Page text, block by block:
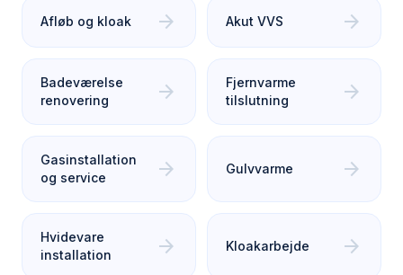
Afløb og kloak arrow_forward Akut VVS arrow_forward
Badeværelse
renovering
arrow_forward
Fjernvarme
tilslutning
arrow_forward
Gasinstallation
og service
arrow_forward Gulvvarme arrow_forward
Hvidevare
installation
arrow_forward Kloakarbejde arrow_forward